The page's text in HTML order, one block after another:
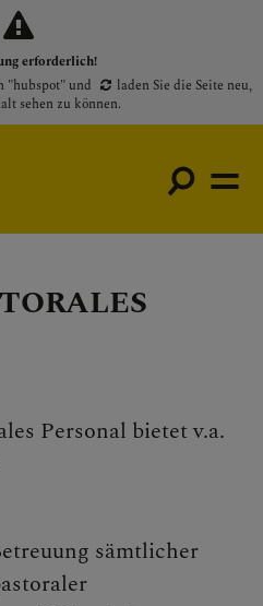
erforderlich!
"hubspot"und laden Sie die Seite neu,
sehen zu können.
Personal bietet v.a.
sämtlicher